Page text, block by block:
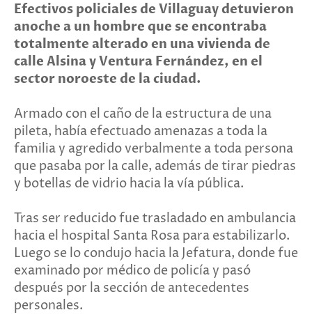
Efectivos policiales de Villaguay detuvieron
anoche a un hombre que se encontraba
totalmente alterado en una vivienda de
calle Alsina y Ventura Fernández, en el
sector noroeste de la ciudad.
Armado con el caño de la estructura de una
pileta, había efectuado amenazas a toda la
familia y agredido verbalmente a toda persona
que pasaba por la calle, además de tirar piedras
y botellas de vidrio hacia la vía pública.
Tras ser reducido fue trasladado en ambulancia
hacia el hospital Santa Rosa para estabilizarlo.
Luego se lo condujo hacia la Jefatura, donde fue
examinado por médico de policía y pasó
después por la sección de antecedentes
personales.